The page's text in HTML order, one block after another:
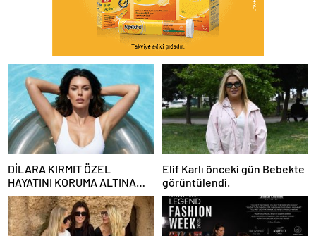
DİLARA KIRMIT ÖZEL
HAYATINI KORUMA ALTINA
ALDI
Elif Karlı önceki gün Bebekte
görüntülendi.